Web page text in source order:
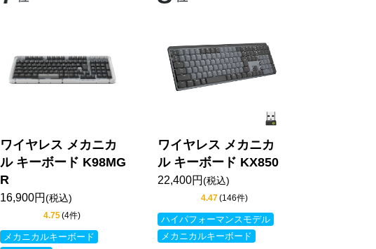
ワイヤレス メカニカ
ル キーボード K98MG
R
16,900円(税込)
4.75(4件)
メカニカルキーボード
ワイヤレス メカニカ
ル キーボード KX850
22,400円(税込)
4.47(146件)
ハイパフォーマンスモデル
メカニカルキーボード